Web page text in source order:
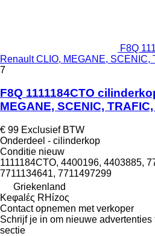
F8Q
Renault CLIO, MEGANE, SCENIC,
7
F8Q 1111184CTO
MEGANE, SCENIC,
€ 99 Exclusief BTW
Onderdeel - cilinderkop
Conditie nieuw
1111184CTO, 4400196, 4403885,
7711134641, 7711497299
Griekenland
Keφalές RHίzoς
Contact opnemen met verkoper
Schrijf je in om nieuwe
sectie